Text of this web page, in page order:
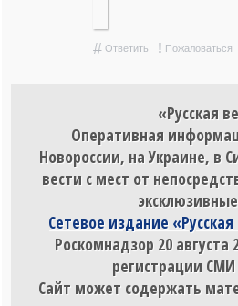
# Ответить ! Пожаловаться
«Русская
Оперативная
Новороссии, на Украине,
вести с мест от
Сетевое издание «Русская
Роскомнадзор 20 августа
регистрации
Сайт может содержать